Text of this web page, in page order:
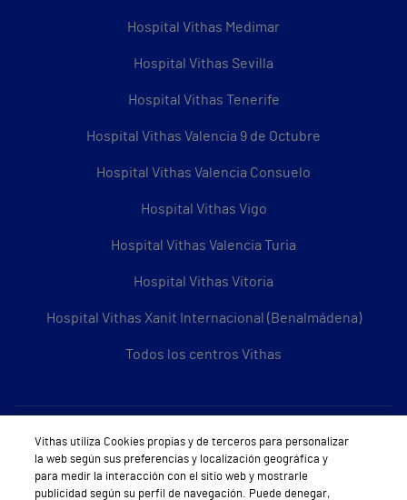
Hospital Vithas Medimar
Hospital Vithas Sevilla
Hospital Vithas Tenerife
Hospital Vithas Valencia 9 de Octubre
Hospital Vithas Valencia Consuelo
Hospital Vithas Vigo
Hospital Vithas Valencia Turia
Hospital Vithas Vitoria
Hospital Vithas Xanit Internacional (Benalmádena)
Todos los centros Vithas
Sobre Vithas
Quiénes somos
Vithas utiliza Cookies propias y de terceros para personalizar
la web según sus preferencias y localización geográfica y
para medir la interacción con el sitio web y mostrarle
publicidad según su perfil de navegación. Puede denegar,